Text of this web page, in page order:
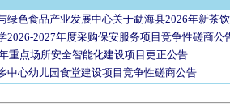
绿色食品产业发展中心关于勐海县2026年新茶
2026-2027年度采购保安服务项目竞争性磋商公
重点场所安全智能化建设项目更正公告
中心幼儿园食堂建设项目竞争性磋商公告